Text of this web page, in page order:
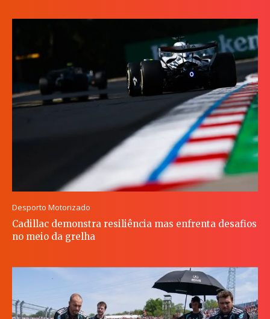
Desporto Motorizado
Cadillac demonstra resiliência mas enfrenta desafios
no meio da grelha